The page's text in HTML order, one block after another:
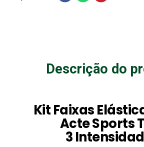
Descrição do
Kit Faixas
Acte Sports
3